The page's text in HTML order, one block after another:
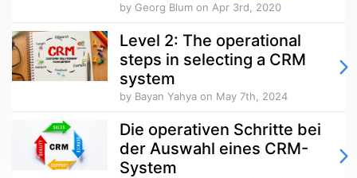
by Georg Blum on Apr 3rd, 2020
Level 2: The operational
steps in selecting a CRM
system
by Bayan Yahya on May 7th, 2024
Die operativen Schritte bei
der Auswahl eines CRM-
System